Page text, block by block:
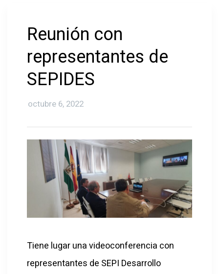
Reunión con
representantes de
SEPIDES
octubre 6, 2022
Tiene lugar una videoconferencia con
representantes de SEPI Desarrollo